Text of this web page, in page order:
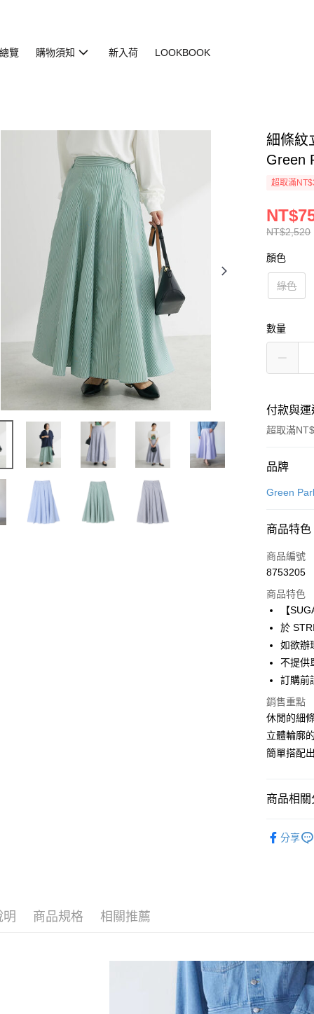
覽 購物須知 新入荷 LOOKBOOK
細條紋
Green
超取滿
NT$2,520
顏色
綠色
數量
付款與
超取滿
付款方式
信用卡一
合作金
華南商
上海商
國泰世
臺灣中
聯邦商
元大商
玉山商
台新國
台灣樂
超商取貨
LINE Pay
Apple Pay
街口支付
悠遊付
Google
大哥付你
相關說明
【大哥付
完成交易。
消。如遇
用戶於交
款買賣價
2.基於同
資料（包
【關於「
AFTEE先
１．簡單
２．便利
絡購買商
先享後付
※ 交易是
是否繳費
ATM付款
萊爾富取
每筆
萊爾富純
品牌
Green
商品特色
商品編號
8753205
商品特色
【
於
如欲辦
不提供
訂購前
銷售重點
休閒的細
立體輪廓
簡單搭配
商品相關
分享
明 商品規格 相關推薦